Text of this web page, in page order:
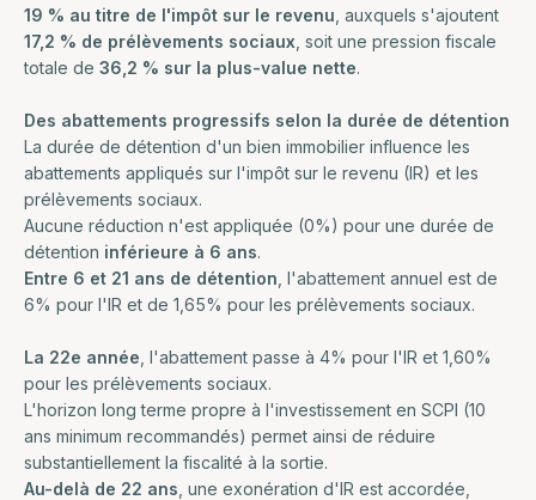
19 % au titre de l'impôt sur le revenu , auxquels s'ajoutent
17,2 % de prélèvements sociaux , soit une pression fiscale
totale de 36,2 % sur la plus-value nette.
Des abattements progressifs selon la durée de détention
La durée de détention d'un bien immobilier influence les
abattements appliqués sur l'impôt sur le revenu (IR) et les
prélèvements sociaux.
Aucune réduction n'est appliquée (0%) pour une durée de
détention inférieure à 6 ans.
Entre 6 et 21 ans de détention , l'abattement annuel est de
6% pour l'IR et de 1,65% pour les prélèvements sociaux.
La 22e année , l'abattement passe à 4% pour l'IR et 1,60%
pour les prélèvements sociaux.
L'horizon long terme propre à l'investissement en SCPI (10
ans minimum recommandés) permet ainsi de réduire
substantiellement la fiscalité à la sortie.
Au-delà de 22 ans , une exonération d'IR est accordée,